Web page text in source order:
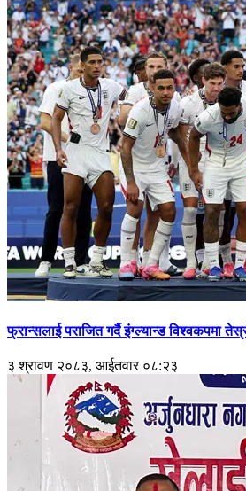
फ्रान्सलाई पराजित गर्दै इंग्ल्यान्ड विश्वकपमा
३ श्रावण २०८३, आईतवार ०८:२३